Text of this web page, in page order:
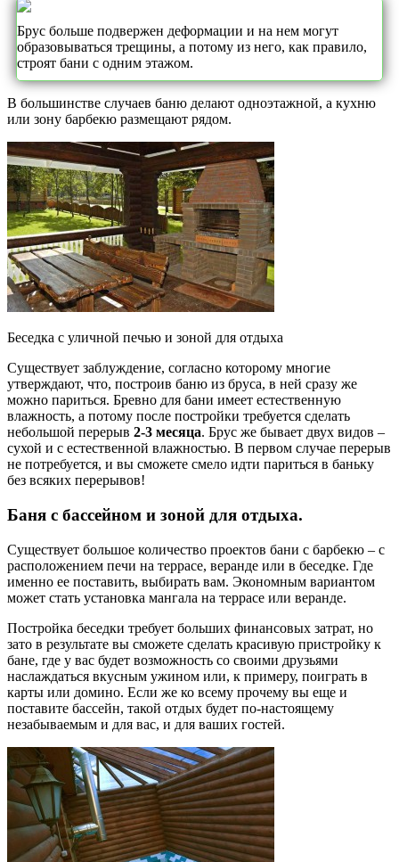
Брус больше подвержен деформации и на нем могут
образовываться трещины, а потому из него, как правило,
строят бани с одним этажом.
В большинстве случаев баню делают одноэтажной, а кухню
или зону барбекю размещают рядом.
Беседка с уличной печью и зоной для отдыха
Существует заблуждение, согласно которому многие
утверждают, что, построив баню из бруса, в ней сразу же
можно париться. Бревно для бани имеет естественную
влажность, а потому после постройки требуется сделать
небольшой перерыв 2-3 месяца. Брус же бывает двух видов –
сухой и с естественной влажностью. В первом случае перерыв
не потребуется, и вы сможете смело идти париться в баньку
без всяких перерывов!
Баня с бассейном и зоной для отдыха.
Существует большое количество проектов бани с барбекю – с
расположением печи на террасе, веранде или в беседке. Где
именно ее поставить, выбирать вам. Экономным вариантом
может стать установка мангала на террасе или веранде.
Постройка беседки требует больших финансовых затрат, но
зато в результате вы сможете сделать красивую пристройку к
бане, где у вас будет возможность со своими друзьями
наслаждаться вкусным ужином или, к примеру, поиграть в
карты или домино. Если же ко всему прочему вы еще и
поставите бассейн, такой отдых будет по-настоящему
незабываемым и для вас, и для ваших гостей.